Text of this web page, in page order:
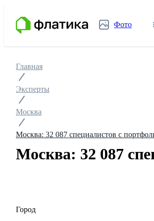
Фото
Главная
Эксперты
Москва
Москва: 32 087 специалистов с
Москва: 32 087
Город